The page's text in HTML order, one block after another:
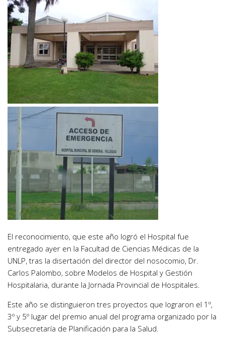
El reconocimiento, que este año logró el Hospital fue
entregado ayer en la Facultad de Ciencias Médicas de la
UNLP, tras la disertación del director del nosocomio, Dr.
Carlos Palombo, sobre Modelos de Hospital y Gestión
Hospitalaria, durante la Jornada Provincial de Hospitales.
Este año se distinguieron tres proyectos que lograron el 1º,
3º y 5º lugar del premio anual del programa organizado por la
Subsecretaría de Planificación para la Salud.